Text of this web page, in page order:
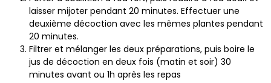
laisser mijoter pendant 20 minutes. Effectuer une
deuxième décoction avec les mêmes plantes pendant
20 minutes.
Filtrer et mélanger les deux préparations, puis boire le
jus de décoction en deux fois (matin et soir) 30
minutes avant ou 1h après les repas